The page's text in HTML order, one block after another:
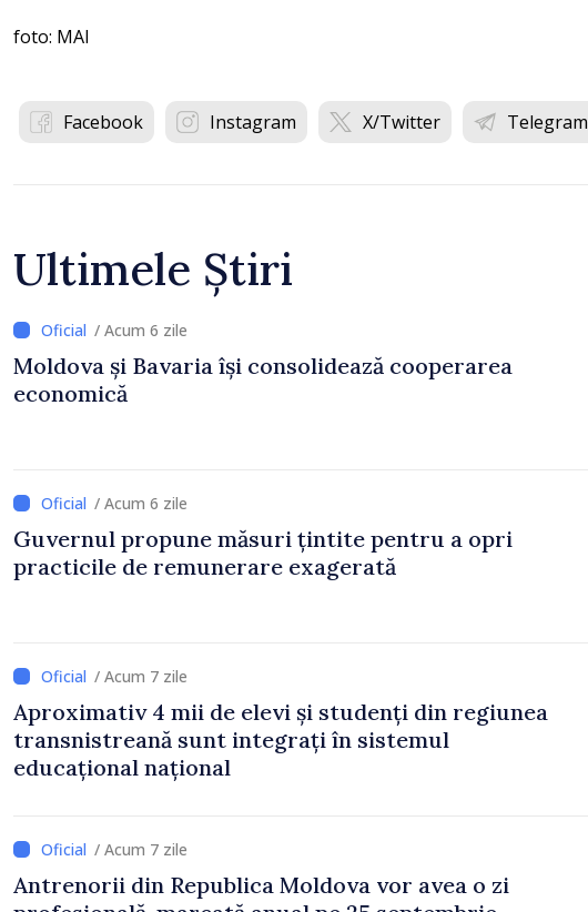
foto: MAI
Facebook Instagram X/Twitter Telegram
Ultimele Știri
/ Acum 6 zile
Moldova și Bavaria își consolidează cooperarea
economică
/ Acum 6 zile
Guvernul propune măsuri țintite pentru a opri
practicile de remunerare exagerată
/ Acum 7 zile
Aproximativ 4 mii de elevi și studenți din regiunea
transnistreană sunt integrați în sistemul
educațional național
/ Acum 7 zile
Antrenorii din Republica Moldova vor avea o zi